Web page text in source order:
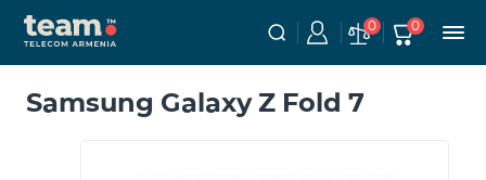
0 0
Samsung Galaxy Z Fold 7